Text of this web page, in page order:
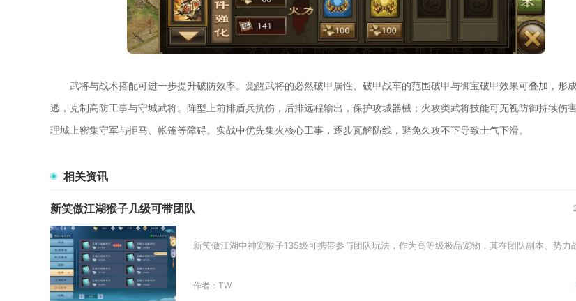
武将与战术搭配可进一步提升破防效率。觉醒武将的必然破甲属性、破甲战车的范围破甲与御宝破甲效果可叠加，形
透，克制高防工事与守城武将。阵型上前排盾兵抗伤，后排远程输出，保护攻城器械；火攻类武将技能可无视防御持续伤
理城上密集守军与拒马、帐篷等障碍。实战中优先集火核心工事，逐步瓦解防线，避免久攻不下导致士气下滑。
相关资讯
新笑傲江湖猴子几级可带团队
新笑傲江湖中神宠猴子135级可携带参与团队玩法，作为高等级极品宠物，其在团队副本、势
作者：TW